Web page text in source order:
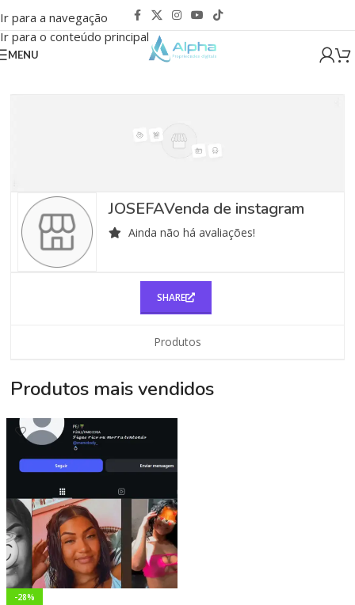
Ir para a navegação
Ir para o conteúdo principal
MENU
JOSEFAVenda de instagram
Ainda não há avaliações!
SHARE
Produtos
Produtos mais vendidos
-28%